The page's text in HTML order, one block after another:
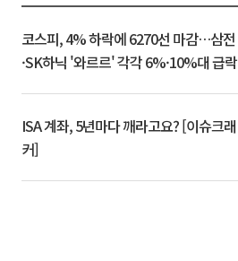
코스피, 4% 하락에 6270선 마감…삼전
·SK하닉 '와르르' 각각 6%·10%대 급락
ISA 계좌, 5년마다 깨라고요? [이슈크래
커]